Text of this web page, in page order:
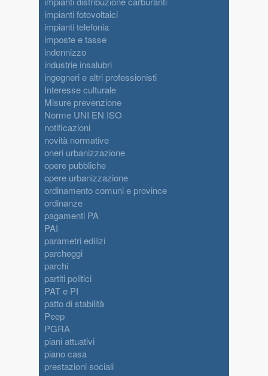
impianti fotovoltaici
impianti telefonia
imposte e tasse
indennizzo
industrie insalubri
ingegneri e altri professionisti
Interesse culturale
Misure prevenzione
Norme UNI EN ISO
notificazioni
novità normative
oneri urbanizzazione
opere pubbliche
opere urbanizzazione
ordinamento comuni e province
ordinanze
pagamenti PA
PAI
parametri edilizi
parcheggi
parchi
partiti politici
PAT e PI
patto di stabilità
Peep
PGRA
piani attuativi
piano casa
prestazioni sociali